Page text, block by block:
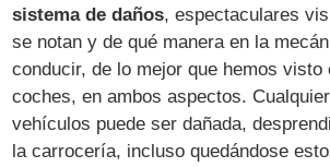
sistema de daños, espectaculares
se notan y de qué manera en la
conducir, de lo mejor que hemos visto
coches, en ambos aspectos.
vehículos puede ser dañada,
la carrocería, incluso quedándose